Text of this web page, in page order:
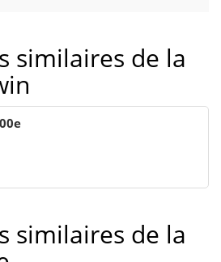
similaires de la
similaires de la